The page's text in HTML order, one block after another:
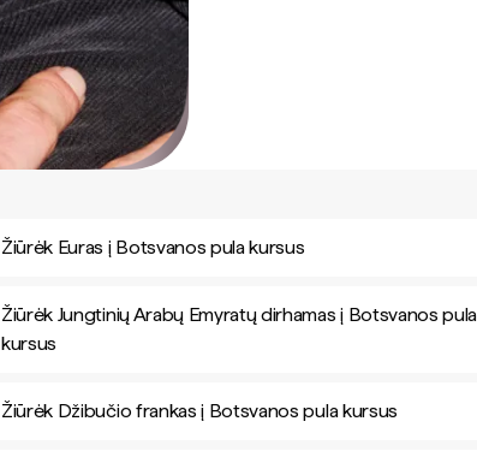
Žiūrėk Euras į Botsvanos pula kursus
Žiūrėk Jungtinių Arabų Emyratų dirhamas į Botsvanos pula
kursus
Žiūrėk Džibučio frankas į Botsvanos pula kursus